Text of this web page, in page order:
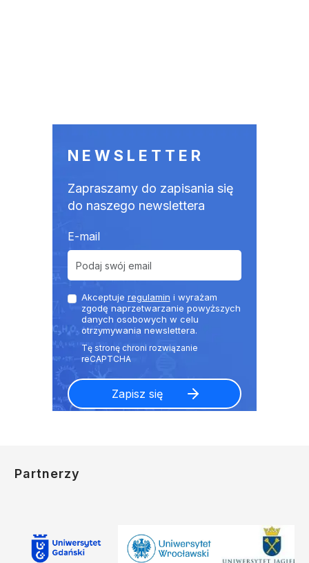
NEWSLETTER
Zapraszamy do zapisania się
do naszego newslettera
E-mail
Akceptuje regulamin i wyrażam
zgodę naprzetwarzanie powyższych
danych osobowych w celu
otrzymywania newslettera.
Partnerzy